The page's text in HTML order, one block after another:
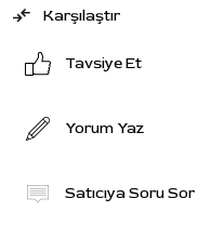
Karşılaştır
Tavsiye Et
Yorum Yaz
Satıcıya Soru Sor